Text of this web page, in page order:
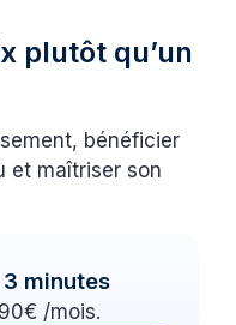
plutôt qu’un
bénéficier
et maîtriser son
minutes
/mois.